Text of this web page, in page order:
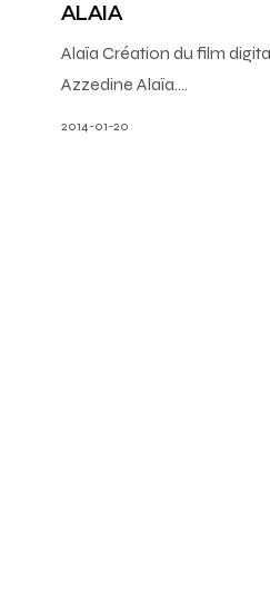
ALAIA
Alaïa Création du film
Azzedine Alaïa.…
2014-01-20